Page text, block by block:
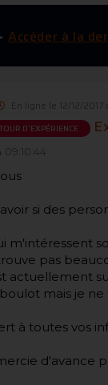
Accéder à la
En ligne le 12/12/2017
D'EXPÉRIENCE
09:10:44
si des
m'intéressent
pas
actuellement
mais je
à toutes vos
d'avance